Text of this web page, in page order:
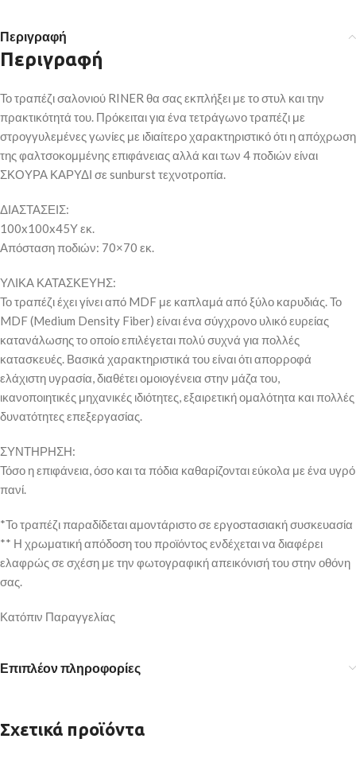
Περιγραφή
Περιγραφή
Το τραπέζι σαλονιού RINER θα σας εκπλήξει με το στυλ και την
πρακτικότητά του. Πρόκειται για ένα τετράγωνο τραπέζι με
στρογγυλεμένες γωνίες με ιδιαίτερο χαρακτηριστικό ότι η απόχρωση
της φαλτσοκομμένης επιφάνειας αλλά και των 4 ποδιών είναι
ΣΚΟΥΡΑ ΚΑΡΥΔΙ σε sunburst τεχνοτροπία.
ΔΙΑΣΤΑΣΕΙΣ:
100x100x45Υ εκ.
Απόσταση ποδιών: 70×70 εκ.
ΥΛΙΚΑ ΚΑΤΑΣΚΕΥΗΣ:
Το τραπέζι έχει γίνει από MDF με καπλαμά από ξύλο καρυδιάς. Το
MDF (Medium Density Fiber) είναι ένα σύγχρονο υλικό ευρείας
κατανάλωσης το οποίο επιλέγεται πολύ συχνά για πολλές
κατασκευές. Βασικά χαρακτηριστικά του είναι ότι απορροφά
ελάχιστη υγρασία, διαθέτει ομοιογένεια στην μάζα του,
ικανοποιητικές μηχανικές ιδιότητες, εξαιρετική ομαλότητα και πολλές
δυνατότητες επεξεργασίας.
ΣΥΝΤΗΡΗΣΗ:
Τόσο η επιφάνεια, όσο και τα πόδια καθαρίζονται εύκολα με ένα υγρό
πανί.
*Το τραπέζι παραδίδεται αμοντάριστο σε εργοστασιακή συσκευασία
** Η χρωματική απόδοση του προϊόντος ενδέχεται να διαφέρει
ελαφρώς σε σχέση με την φωτογραφική απεικόνισή του στην οθόνη
σας.
Κατόπιν Παραγγελίας
Επιπλέον πληροφορίες
Σχετικά προϊόντα